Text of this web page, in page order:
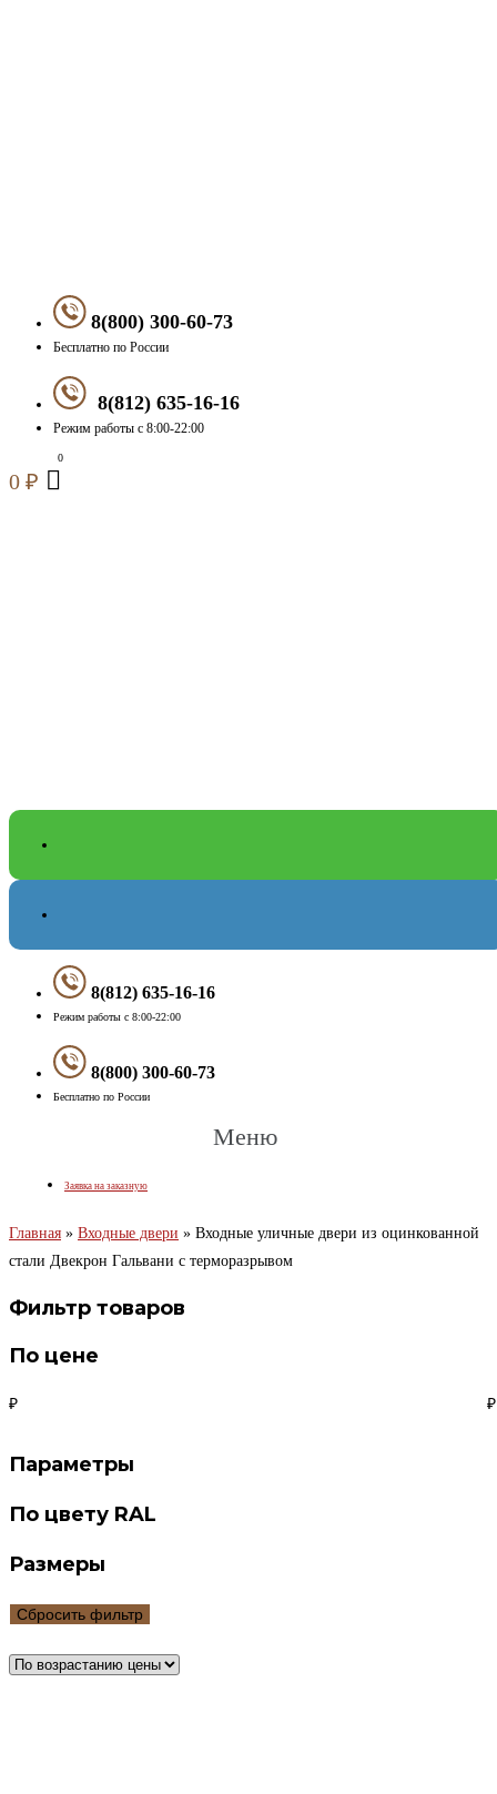
8(800) 300-60-73
Бесплатно по России
8(812) 635-16-16
Режим работы с 8:00-22:00
0 ₽
8(812) 635-16-16
Режим работы с 8:00-22:00
8(800) 300-60-73
Бесплатно по России
Меню
Заявка на заказную
Главная » Входные двери » Входные уличные двери из оцинкованной
стали Двекрон Гальвани с терморазрывом
Фильтр товаров
По цене
₽ ₽
Параметры
По цвету RAL
Размеры
Сбросить фильтр